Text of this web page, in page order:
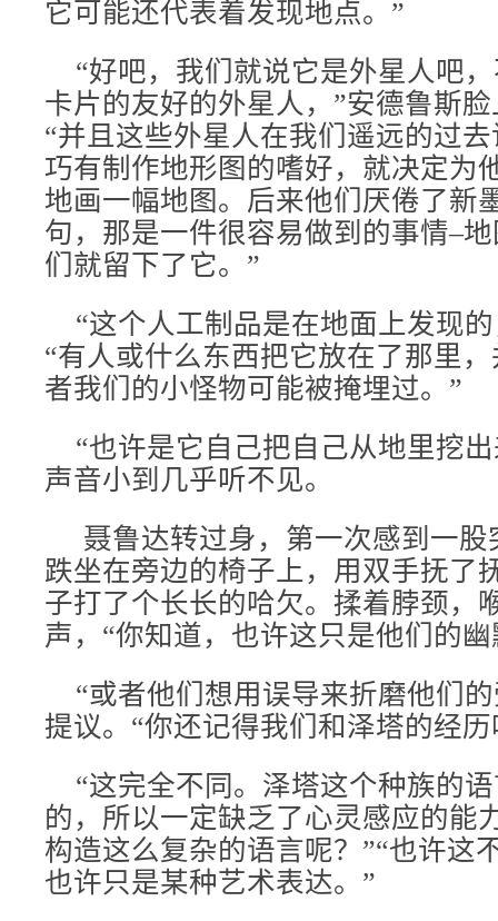
它可能还代表着发现地点。”
“好吧，我们就说它是外星人吧
卡片的友好的外星人，”安德鲁斯
“并且这些外星人在我们遥远的过
巧有制作地形图的嗜好，就决定为
地画一幅地图。后来他们厌倦了新
句，那是一件很容易做到的事情–
们就留下了它。”
“这个人工制品是在地面上发现
“有人或什么东西把它放在了那里
者我们的小怪物可能被掩埋过。”
“也许是它自己把自己从地里挖
声音小到几乎听不见。
聂鲁达转过身，第一次感到一股
跌坐在旁边的椅子上，用双手抚了
子打了个长长的哈欠。揉着脖颈，
声，“你知道，也许这只是他们的幽
“或者他们想用误导来折磨他们
提议。“你还记得我们和泽塔的经
“这完全不同。泽塔这个种族的
的，所以一定缺乏了心灵感应的能
构造这么复杂的语言呢？”“也许这
也许只是某种艺术表达。”